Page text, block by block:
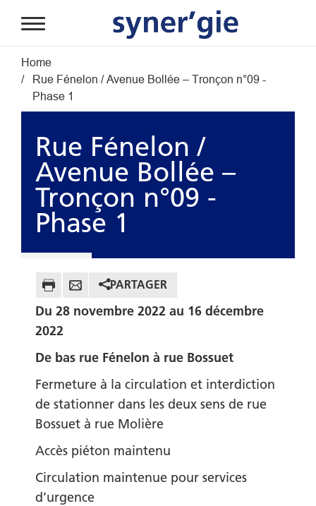
Fil d'Ariane
Home
Rue Fénelon / Avenue Bollée – Tronçon n°09 -
Phase 1
Rue Fénelon /
Avenue Bollée –
Tronçon n°09 -
Phase 1
PARTAGER
Du 28 novembre 2022 au 16 décembre
2022
De bas rue Fénelon à rue Bossuet
Fermeture à la circulation et interdiction
de stationner dans les deux sens de rue
Bossuet à rue Molière
Accès piéton maintenu
Circulation maintenue pour services
d’urgence